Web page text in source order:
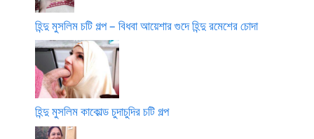
হিন্দু মুসলিম চটি গল্প – বিধবা আয়েশার গুদে হিন্দু রমেশের চোদা
হিন্দু মুসলিম কাকোল্ড চুদাচুদির চটি গল্প